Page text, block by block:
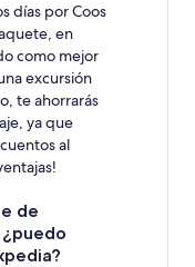
días por Coos
en
como mejor
excursión
te ahorrarás
ya que
al
de
¿puedo